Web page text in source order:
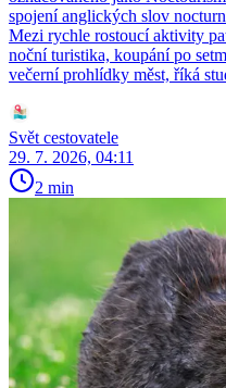
spojení anglických slov
Mezi rychle rostoucí aktivity
noční turistika, koupání po
večerní prohlídky měst, říká
Svět cestovatele
29. 7. 2026, 04:11
2 min